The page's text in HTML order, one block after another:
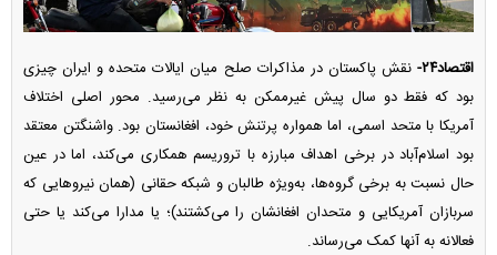
اقتصاد۲۴-
نقش پاکستان در مذاکرات صلح میان ایالات متحده و ایران چیزی
بود که فقط دو سال پیش غیرممکن به نظر می‌رسید. محور اصلی اختلاف
آمریکا با متحد اسمی، اما همواره پرتنش خود، افغانستان بود. واشنگتن معتقد
بود اسلام‌آباد در برخی اهداف مبارزه با تروریسم همکاری می‌کند، اما در عین
حال نسبت به برخی گروه‌ها، به‌ویژه طالبان و شبکه حقانی (همان نیرو‌هایی که
سربازان آمریکایی و متحدان افغانشان را می‌کشتند)؛ یا مدارا می‌کند یا حتی
فعالانه به آنها کمک می‌رساند.